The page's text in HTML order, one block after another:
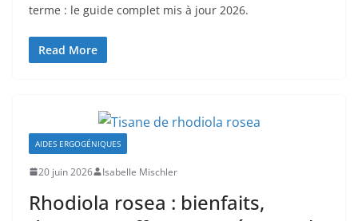
terme : le guide complet mis à jour 2026.
Read More
AIDES ERGOGÉNIQUES
20 juin 2026 Isabelle Mischler
Rhodiola rosea : bienfaits,